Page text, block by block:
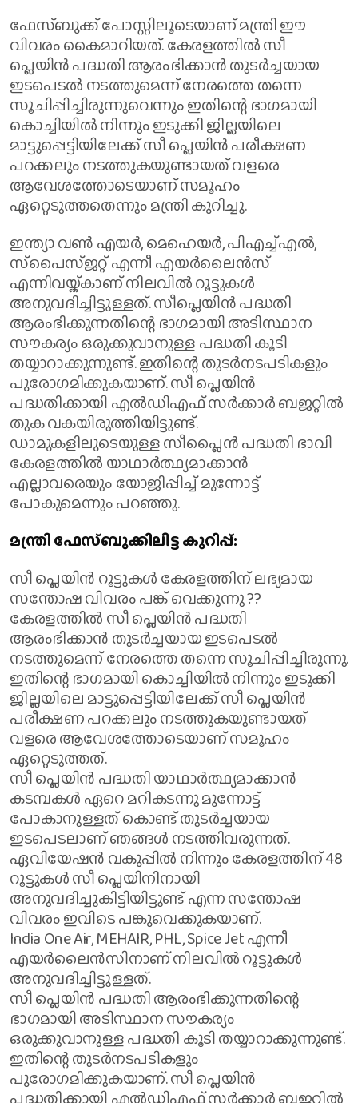
ഫേസ്ബുക്ക് പോസ്റ്റിലൂടെയാണ് മന്ത്രി ഈ
വിവരം കൈമാറിയത്. കേരളത്തില്‍ സീ
പ്ലെയിന്‍ പദ്ധതി ആരംഭിക്കാന്‍ തുടര്‍ച്ചയായ
ഇടപെടല്‍ നടത്തുമെന്ന് നേരത്തെ തന്നെ
സൂചിപ്പിച്ചിരുന്നുവെന്നും ഇതിന്റെ ഭാഗമായി
കൊച്ചിയില്‍ നിന്നും ഇടുക്കി ജില്ലയിലെ
മാട്ടുപ്പെട്ടിയിലേക്ക് സീ പ്ലെയിന്‍ പരീക്ഷണ
പറക്കലും നടത്തുകയുണ്ടായത് വളരെ
ആവേശത്തോടെയാണ് സമൂഹം
ഏറ്റെടുത്തതെന്നും മന്ത്രി കുറിച്ചു.
ഇന്ത്യാ വണ്‍ എയര്‍, മെഹെയര്‍, പിഎച്ച്എല്‍,
സ്‌പൈസ്ജറ്റ് എന്നീ എയര്‍ലൈന്‍സ്
എന്നിവയ്ക്കാണ് നിലവില്‍ റൂട്ടുകള്‍
അനുവദിച്ചിട്ടുള്ളത്. സീപ്ലെയിന്‍ പദ്ധതി
ആരംഭിക്കുന്നതിന്റെ ഭാഗമായി അടിസ്ഥാന
സൗകര്യം ഒരുക്കുവാനുള്ള പദ്ധതി കൂടി
തയ്യാറാക്കുന്നുണ്ട്. ഇതിന്റെ തുടര്‍നടപടികളും
പുരോഗമിക്കുകയാണ്. സീ പ്ലെയിന്‍
പദ്ധതിക്കായി എല്‍ഡിഎഫ് സര്‍ക്കാര്‍ ബജറ്റില്‍
തുക വകയിരുത്തിയിട്ടുണ്ട്.
ഡാമുകളിലുടെയുള്ള സീപ്ലൈന്‍ പദ്ധതി ഭാവി
കേരളത്തില്‍ യാഥാര്‍ത്ഥ്യമാക്കാന്‍
എല്ലാവരെയും യോജിപ്പിച്ച് മുന്നോട്ട്
പോകുമെന്നും പറഞ്ഞു.
മന്ത്രി ഫേസ്ബുക്കിലിട്ട കുറിപ്പ്:
സീ പ്ലെയിന്‍ റൂട്ടുകള്‍ കേരളത്തിന് ലഭ്യമായ
സന്തോഷ വിവരം പങ്ക് വെക്കുന്നു ??
കേരളത്തില്‍ സീ പ്ലെയിന്‍ പദ്ധതി
ആരംഭിക്കാന്‍ തുടര്‍ച്ചയായ ഇടപെടല്‍
നടത്തുമെന്ന് നേരത്തെ തന്നെ സൂചിപ്പിച്ചിരുന്നു.
ഇതിന്റെ ഭാഗമായി കൊച്ചിയില്‍ നിന്നും ഇടുക്കി
ജില്ലയിലെ മാട്ടുപ്പെട്ടിയിലേക്ക് സീ പ്ലെയിന്‍
പരീക്ഷണ പറക്കലും നടത്തുകയുണ്ടായത്
വളരെ ആവേശത്തോടെയാണ് സമൂഹം
ഏറ്റെടുത്തത്.
സീ പ്ലെയിന്‍ പദ്ധതി യാഥാര്‍ത്ഥ്യമാക്കാന്‍
കടമ്പകള്‍ ഏറെ മറികടന്നു മുന്നോട്ട്
പോകാനുള്ളത് കൊണ്ട് തുടര്‍ച്ചയായ
ഇടപെടലാണ് ഞങ്ങള്‍ നടത്തിവരുന്നത്.
ഏവിയേഷന്‍ വകുപ്പില്‍ നിന്നും കേരളത്തിന് 48
റൂട്ടുകള്‍ സീ പ്ലെയിനിനായി
അനുവദിച്ചുകിട്ടിയിട്ടുണ്ട് എന്ന സന്തോഷ
വിവരം ഇവിടെ പങ്കുവെക്കുകയാണ്.
India One Air, MEHAIR, PHL, Spice Jet എന്നീ
എയര്‍ലൈന്‍സിനാണ് നിലവില്‍ റൂട്ടുകള്‍
അനുവദിച്ചിട്ടുള്ളത്.
സീ പ്ലെയിന്‍ പദ്ധതി ആരംഭിക്കുന്നതിന്റെ
ഭാഗമായി അടിസ്ഥാന സൗകര്യം
ഒരുക്കുവാനുള്ള പദ്ധതി കൂടി തയ്യാറാക്കുന്നുണ്ട്.
ഇതിന്റെ തുടര്‍നടപടികളും
പുരോഗമിക്കുകയാണ്. സീ പ്ലെയിന്‍
പദ്ധതിക്കായി എല്‍ഡിഎഫ് സര്‍ക്കാര്‍ ബജറ്റില്‍